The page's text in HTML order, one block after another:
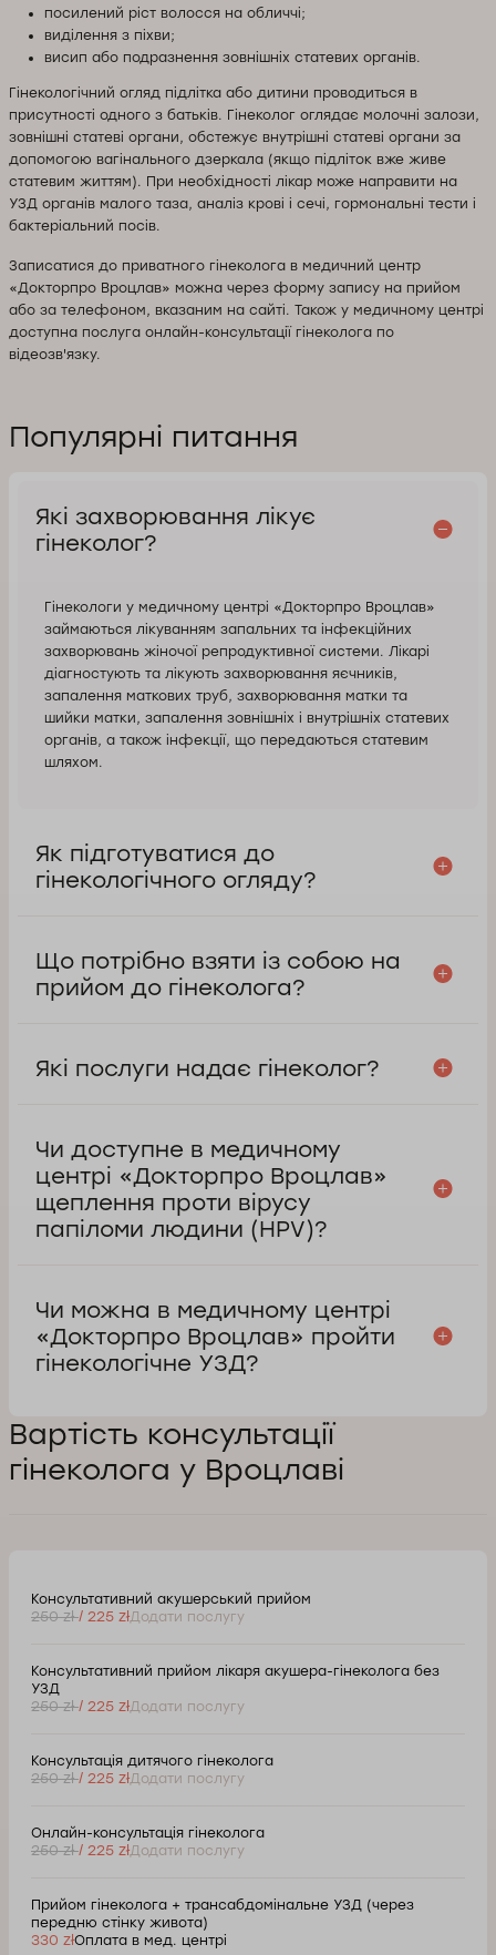
посилений ріст волосся на обличчі;
виділення з піхви;
висип або подразнення зовнішніх статевих органів.
Гінекологічний огляд підлітка або дитини проводиться в
присутності одного з батьків. Гінеколог оглядає молочні залози,
зовнішні статеві органи, обстежує внутрішні статеві органи за
допомогою вагінального дзеркала (якщо підліток вже живе
статевим життям). При необхідності лікар може направити на
УЗД органів малого таза, аналіз крові і сечі, гормональні тести і
бактеріальний посів.
Записатися до приватного гінеколога в медичний центр
«Докторпро Вроцлав» можна через форму запису на прийом
або за телефоном, вказаним на сайті. Також у медичному центрі
доступна послуга онлайн-консультації гінеколога по
відеозв'язку.
Популярні питання
Які захворювання лікує
гінеколог?
Гінекологи у медичному центрі «Докторпро Вроцлав»
займаються лікуванням запальних та інфекційних
захворювань жіночої репродуктивної системи. Лікарі
діагностують та лікують захворювання яєчників,
запалення маткових труб, захворювання матки та
шийки матки, запалення зовнішніх і внутрішніх статевих
органів, а також інфекції, що передаються статевим
шляхом.
Як підготуватися до
гінекологічного огляду?
Що потрібно взяти із собою на
прийом до гінеколога?
Які послуги надає гінеколог?
Чи доступне в медичному
центрі «Докторпро Вроцлав»
щеплення проти вірусу
папіломи людини (HPV)?
Чи можна в медичному центрі
«Докторпро Вроцлав» пройти
гінекологічне УЗД?
Вартість консультації
гінеколога у Вроцлаві
Консультативний акушерський прийом
250 zł/ 225 złДодати послугу
Консультативний прийом лікаря акушера-гінеколога без
УЗД
250 zł/ 225 złДодати послугу
Консультація дитячого гінеколога
250 zł/ 225 złДодати послугу
Онлайн-консультація гінеколога
250 zł/ 225 złДодати послугу
Прийом гінеколога + трансабдомінальне УЗД (через
передню стінку живота)
330 złОплата в мед. центрі